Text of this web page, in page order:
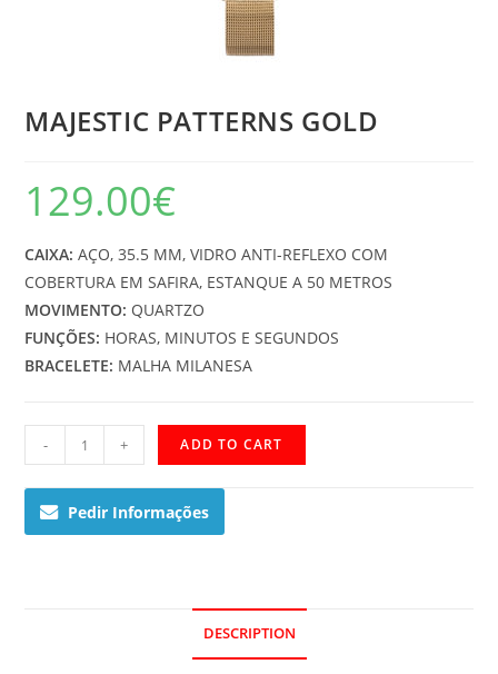
MAJESTIC PATTERNS GOLD
129.00€
CAIXA: AÇO, 35.5 MM, VIDRO ANTI-REFLEXO COM
COBERTURA EM SAFIRA, ESTANQUE A 50 METROS
MOVIMENTO: QUARTZO
FUNÇÕES: HORAS, MINUTOS E SEGUNDOS
BRACELETE: MALHA MILANESA
MAJESTIC
PATTERNS
GOLD
quantity
- + ADD TO CART
Pedir Informações
DESCRIPTION